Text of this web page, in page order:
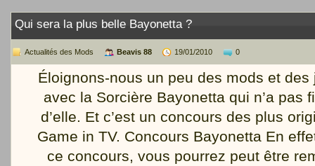
Qui sera la plus belle Bayonetta ?
Actualités des Mods Beavis 88 19/01/2010 0
Éloignons-nous un peu des mods et
avec la Sorcière Bayonetta qui n’a pas
d’elle. Et c’est un concours des plus
Game in TV. Concours Bayonetta En
ce concours, vous pourrez peut être